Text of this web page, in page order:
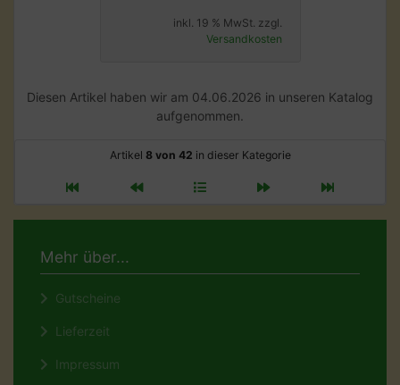
inkl. 19 % MwSt. zzgl.
Versandkosten
Diesen Artikel haben wir am 04.06.2026 in unseren Katalog
aufgenommen.
Artikel 8 von 42 in dieser Kategorie
Mehr über...
Gutscheine
Lieferzeit
Impressum